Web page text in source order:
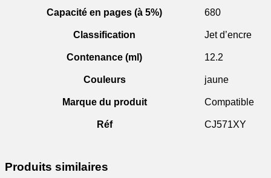
Capacité en pages (à 5%)
680
Classification Jet d’encre
Contenance (ml) 12.2
Couleurs jaune
Marque du produit Compatible
Réf CJ571XY
Produits similaires